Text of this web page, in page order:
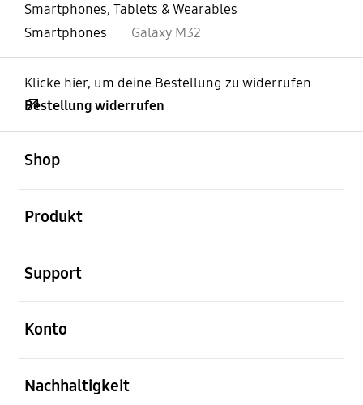
Smartphones, Tablets & Wearables
Smartphones
Galaxy M32
Klicke hier, um deine Bestellung zu widerrufen
Bestellung widerrufen
Shop
Produkt
Support
Konto
Nachhaltigkeit